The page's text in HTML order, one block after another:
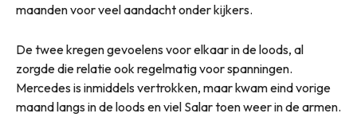
maanden voor veel aandacht onder kijkers.
De twee kregen gevoelens voor elkaar in de loods, al
zorgde die relatie ook regelmatig voor spanningen.
Mercedes is inmiddels vertrokken, maar kwam eind vorige
maand langs in de loods en viel Salar toen weer in de armen.